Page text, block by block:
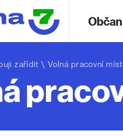
Občan
zařídit \ Volná pracovní